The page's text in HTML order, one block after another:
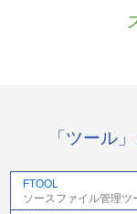
「ツール
FTOOL
ソースファイル管理ツ